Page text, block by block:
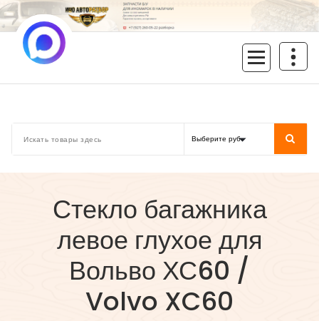
Перейти
к
содержимому
Стекло багажника
левое глухое для
Вольво ХС60 /
Volvo XC60